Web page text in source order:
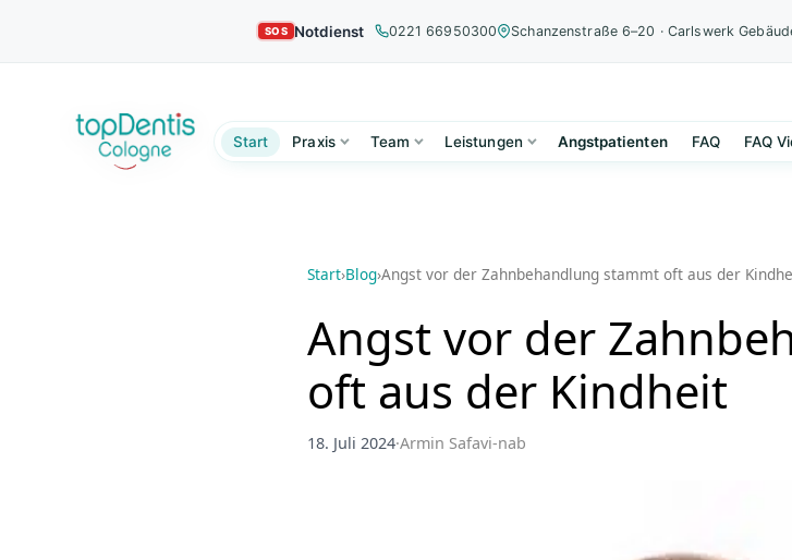
Notdienst 0221 66950300 Schanzenstraße 6–20 · Carlswerk
Start Praxis Team Leistungen Angstpatienten FAQ FAQ
Start›Blog›Angst vor der Zahnbehandlung stammt oft aus der
Angst vor der
oft aus der Kindheit
18. Juli 2024·Armin Safavi-nab